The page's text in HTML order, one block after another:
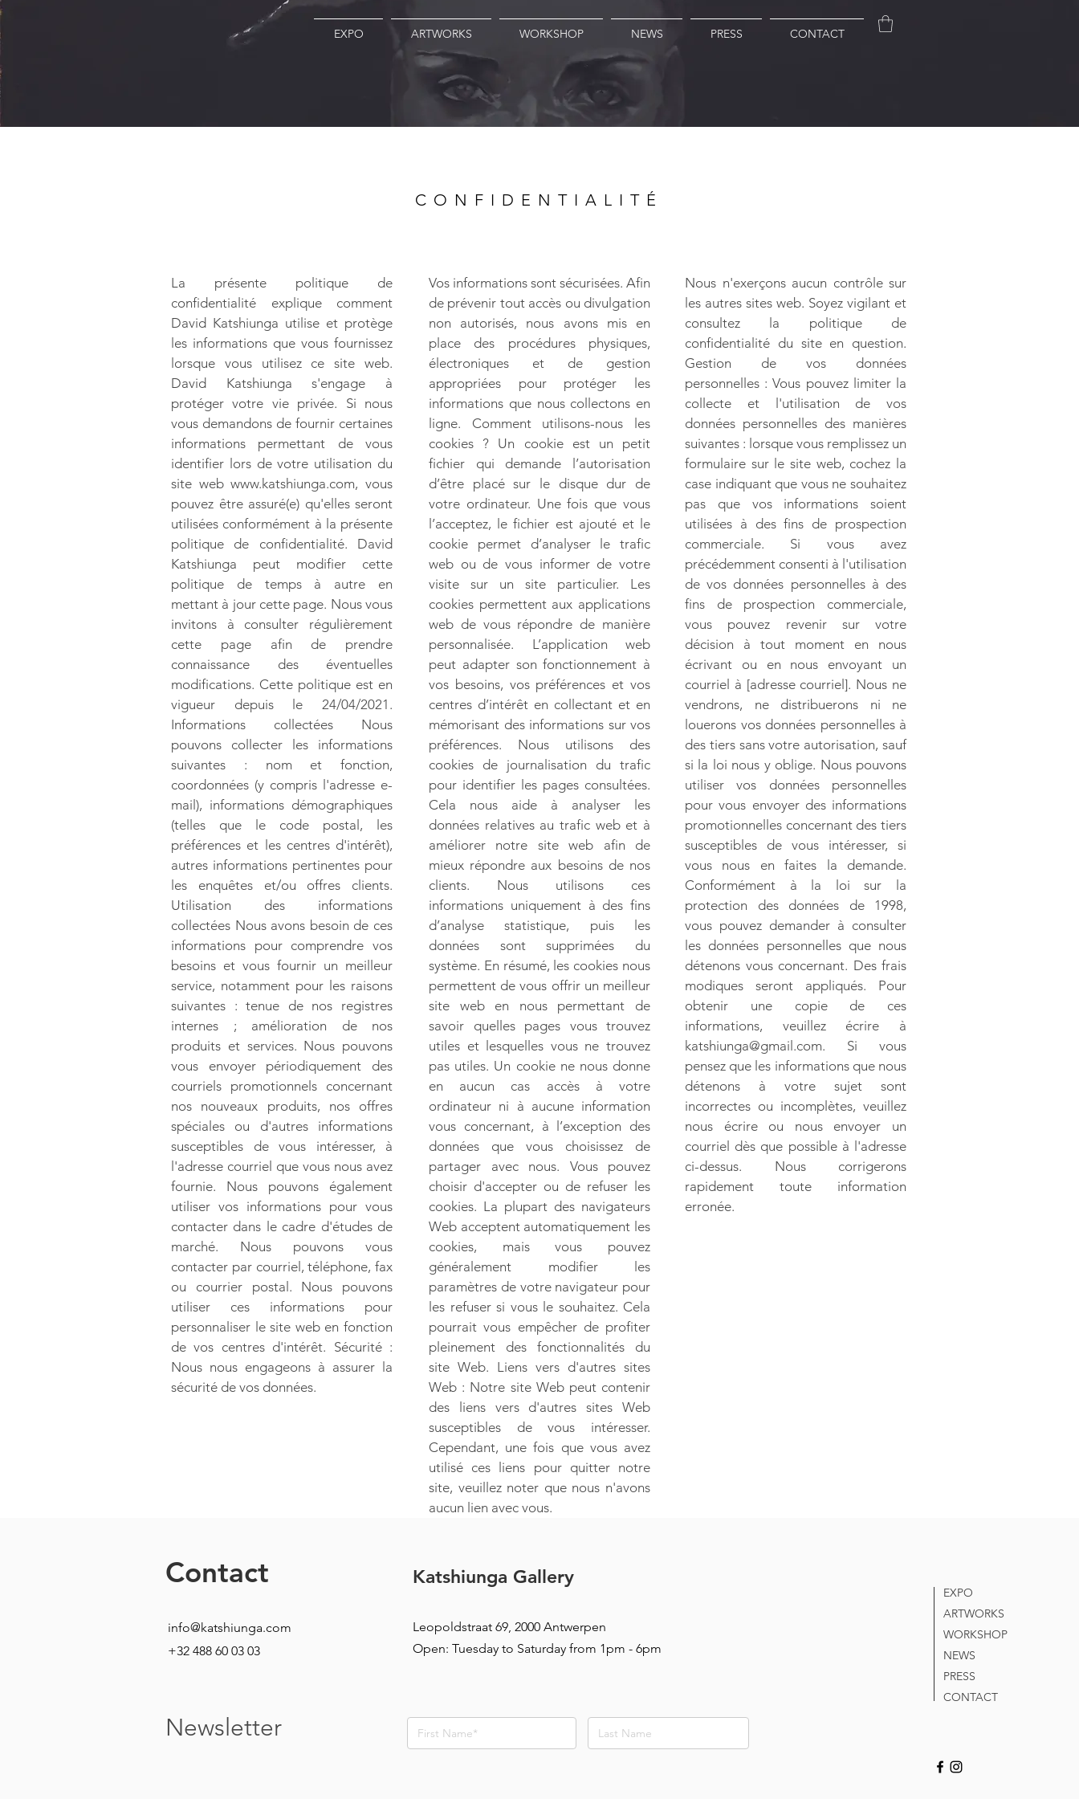
EXPO ARTWORKS WORKSHOP NEWS PRESS CONTACT
CONFIDENTIALITÉ
La présente politique de
confidentialité explique comment
David Katshiunga utilise et protège
les informations que vous fournissez
lorsque vous utilisez ce site web.
David Katshiunga s'engage à
protéger votre vie privée. Si nous
vous demandons de fournir certaines
informations permettant de vous
identifier lors de votre utilisation du
site webwww.katshiunga.com, vous
pouvez être assuré(e) qu'elles seront
utilisées conformément à la présente
politique de confidentialité. David
Katshiunga peut modifier cette
politique de temps à autre en
mettant à jour cette page. Nous vous
invitons à consulter régulièrement
cette page afin de prendre
connaissance des éventuelles
modifications. Cette politique est en
vigueur depuis le 24/04/2021.
Informations collectées Nous
pouvons collecter les informations
suivantes : nom et fonction,
coordonnées (y compris l'adresse e-
mail), informations démographiques
(telles que le code postal, les
préférences et les centres d'intérêt),
autres informations pertinentes pour
les enquêtes et/ou offres clients.
Utilisation des informations
collectées Nous avons besoin de ces
informations pour comprendre vos
besoins et vous fournir un meilleur
service, notamment pour les raisons
suivantes : tenue de nos registres
internes ; amélioration de nos
produits et services. Nous pouvons
vous envoyer périodiquement des
courriels promotionnels concernant
nos nouveaux produits, nos offres
spéciales ou d'autres informations
susceptibles de vous intéresser, à
l'adresse courriel que vous nous avez
fournie. Nous pouvons également
utiliser vos informations pour vous
contacter dans le cadre d'études de
marché. Nous pouvons vous
contacter par courriel, téléphone, fax
ou courrier postal. Nous pouvons
utiliser ces informations pour
personnaliser le site web en fonction
de vos centres d'intérêt. Sécurité :
Nous nous engageons à assurer la
sécurité de vos données.
Vos informations sont sécurisées. Afin
de prévenir tout accès ou divulgation
non autorisés, nous avons mis en
place des procédures physiques,
électroniques et de gestion
appropriées pour protéger les
informations que nous collectons en
ligne. Comment utilisons-nous les
cookies ? Un cookie est un petit
fichier qui demande l’autorisation
d’être placé sur le disque dur de
votre ordinateur. Une fois que vous
l’acceptez, le fichier est ajouté et le
cookie permet d’analyser le trafic
web ou de vous informer de votre
visite sur un site particulier. Les
cookies permettent aux applications
web de vous répondre de manière
personnalisée. L’application web
peut adapter son fonctionnement à
vos besoins, vos préférences et vos
centres d’intérêt en collectant et en
mémorisant des informations sur vos
préférences. Nous utilisons des
cookies de journalisation du trafic
pour identifier les pages consultées.
Cela nous aide à analyser les
données relatives au trafic web et à
améliorer notre site web afin de
mieux répondre aux besoins de nos
clients. Nous utilisons ces
informations uniquement à des fins
d’analyse statistique, puis les
données sont supprimées du
système. En résumé, les cookies nous
permettent de vous offrir un meilleur
site web en nous permettant de
savoir quelles pages vous trouvez
utiles et lesquelles vous ne trouvez
pas utiles. Un cookie ne nous donne
en aucun cas accès à votre
ordinateur ni à aucune information
vous concernant, à l’exception des
données que vous choisissez de
partager avec nous. Vous pouvez
choisir d'accepter ou de refuser les
cookies. La plupart des navigateurs
Web acceptent automatiquement les
cookies, mais vous pouvez
généralement modifier les
paramètres de votre navigateur pour
les refuser si vous le souhaitez. Cela
pourrait vous empêcher de profiter
pleinement des fonctionnalités du
site Web. Liens vers d'autres sites
Web : Notre site Web peut contenir
des liens vers d'autres sites Web
susceptibles de vous intéresser.
Cependant, une fois que vous avez
utilisé ces liens pour quitter notre
site, veuillez noter que nous n'avons
aucun lien avec vous.
Nous n'exerçons aucun contrôle sur
les autres sites web. Soyez vigilant et
consultez la politique de
confidentialité du site en question.
Gestion de vos données
personnelles : Vous pouvez limiter la
collecte et l'utilisation de vos
données personnelles des manières
suivantes : lorsque vous remplissez un
formulaire sur le site web, cochez la
case indiquant que vous ne souhaitez
pas que vos informations soient
utilisées à des fins de prospection
commerciale. Si vous avez
précédemment consenti à l'utilisation
de vos données personnelles à des
fins de prospection commerciale,
vous pouvez revenir sur votre
décision à tout moment en nous
écrivant ou en nous envoyant un
courriel à [adresse courriel]. Nous ne
vendrons, ne distribuerons ni ne
louerons vos données personnelles à
des tiers sans votre autorisation, sauf
si la loi nous y oblige. Nous pouvons
utiliser vos données personnelles
pour vous envoyer des informations
promotionnelles concernant des tiers
susceptibles de vous intéresser, si
vous nous en faites la demande.
Conformément à la loi sur la
protection des données de 1998,
vous pouvez demander à consulter
les données personnelles que nous
détenons vous concernant. Des frais
modiques seront appliqués. Pour
obtenir une copie de ces
informations, veuillez écrire à
katshiunga@gmail.com. Si vous
pensez que les informations que nous
détenons à votre sujet sont
incorrectes ou incomplètes, veuillez
nous écrire ou nous envoyer un
courriel dès que possible à l'adresse
ci-dessus. Nous corrigerons
rapidement toute information
erronée.
Contact
info@katshiunga.com
+32 488 60 03 03
Katshiunga Gallery
Leopoldstraat 69, 2000 Antwerpen
Open: Tuesday to Saturday from 1pm - 6pm
Newsletter
EXPO
ARTWORKS
WORKSHOP
NEWS
PRESS
CONTACT